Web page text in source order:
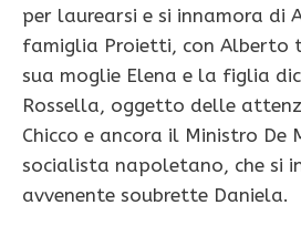
per laurearsi e si innamora di
famiglia Proietti, con Alberto
sua moglie Elena e la figlia
Rossella, oggetto delle
Chicco e ancora il Ministro De
socialista napoletano, che si
avvenente soubrette Daniela.